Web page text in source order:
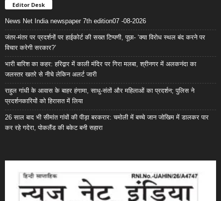
Editor Desk
News Net India newspaper 7th edition07 -08-2026
जंतर-मंतर पर प्रदर्शनों पर हाईकोर्ट की सख्त टिप्पणी, पूछा- ‘क्या विरोध स्थल बंद करने पर
विचार करेगी सरकार?’
भारी बारिश का कहर: हरिद्वार में काली मंदिर पर गिरा मलबा, श्रीनगर में अलकनंदा का
जलस्तर खतरे से नीचे लेकिन अलर्ट जारी
राहुल गांधी के आवास के बाहर हंगामा, साधु-संतों और महिलाओं का प्रदर्शन; पुलिस ने
प्रदर्शनकारियों को हिरासत में लिया
26 साल बाद भी सीमांत गांवों की पीड़ा बरकरार: चमोली में बच्चे जान जोखिम में डालकर पार
कर रहे गदेरा, पोकलैंड की बकेट बनी सहारा